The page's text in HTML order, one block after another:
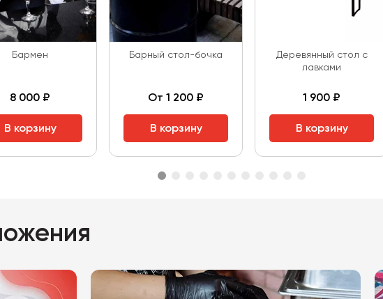
Бармен
8 000 ₽
В корзину
Барный стол-бочка
От 1 200 ₽
В корзину
Деревянный стол с
лавками
1 900 ₽
В корзину